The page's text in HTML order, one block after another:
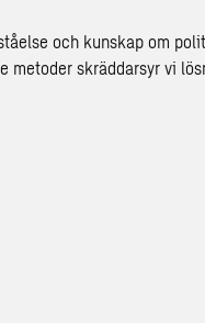
och kunskap om
metoder skräddarsyr vi